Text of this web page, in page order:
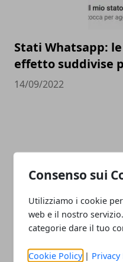
Consenso sui
Utilizziamo i cookie
web e il nostro
categorie dare il tuo
Cookie Policy |
Stati Whatsapp:
effetto suddivise
14/09/2022
Lavoro
Istruzione
News
Notizie
Approfondimenti